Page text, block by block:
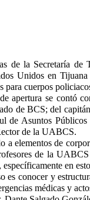
de la Secretaría
Unidos en
para cuerpos
se contó con
de BCS; del
de Asuntos
de la UABCS.
de
de la
en
y estructurar
médicas y